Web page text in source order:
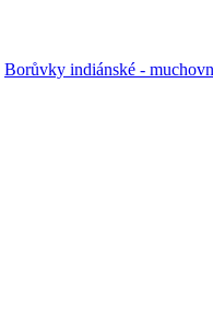
Borůvky indiánské -